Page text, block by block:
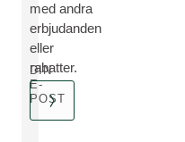
med andra
erbjudanden
eller
rabatter.
DIN
E-
POST